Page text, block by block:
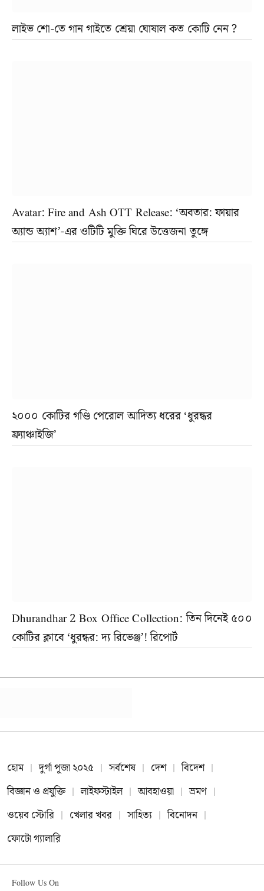
লাইভ শো-তে গান গাইতে শ্রেয়া ঘোষাল কত কোটি নেন ?
Avatar: Fire and Ash OTT Release: ‘অবতার: ফায়ার
অ্যান্ড অ্যাশ’-এর ওটিটি মুক্তি ঘিরে উত্তেজনা তুঙ্গে
২০০০ কোটির গণ্ডি পেরোল আদিত্য ধরের ‘ধুরন্ধর
ফ্র্যাঞ্চাইজি’
Dhurandhar 2 Box Office Collection: তিন দিনেই ৫০০
কোটির ক্লাবে ‘ধুরন্ধর: দ্য রিভেঞ্জ’! রিপোর্ট
হোম দুর্গা পূজা ২০২৫ সর্বশেষ দেশ
বিদেশ
বিজ্ঞান ও প্রযুক্তি
লাইফস্টাইল আবহাওয়া
ভ্রমণ
ওয়েব স্টোরি
খেলার খবর সাহিত্য
বিনোদন
ফোটো গ্যালারি
Follow Us On